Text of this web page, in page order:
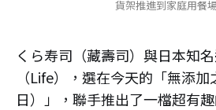
貨架推進到家庭用餐
くら寿司（藏壽司）與日本知
（Life），選在今天的「無添
日）」，聯手推出了一檔超有